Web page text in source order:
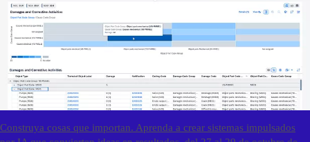
ContáctenosContáctenos
Construya cosas que importan. Aprenda a crear sistemas impulsados